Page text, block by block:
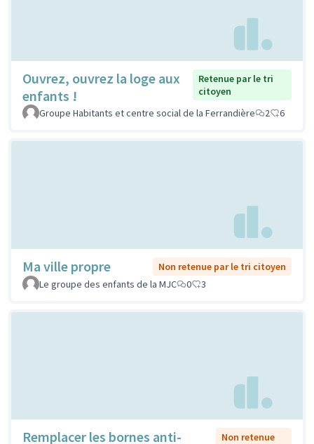
Ouvrez, ouvrez la loge aux
enfants !
Retenue par le tri
citoyen
Groupe Habitants et centre social de la Ferrandière
2 6
Ma ville propre
Non retenue par le tri citoyen
Le groupe des enfants de la MJC
0 3
Remplacer les bornes anti-
Non retenue